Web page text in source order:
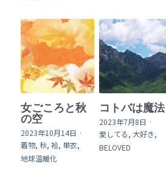
女ごころと秋
の空
2023年10月14日 ·
着物, 秋, 袷, 単衣,
地球温暖化
コトバは魔法
2023年7月8日 ·
愛してる, 大好き,
BELOVED